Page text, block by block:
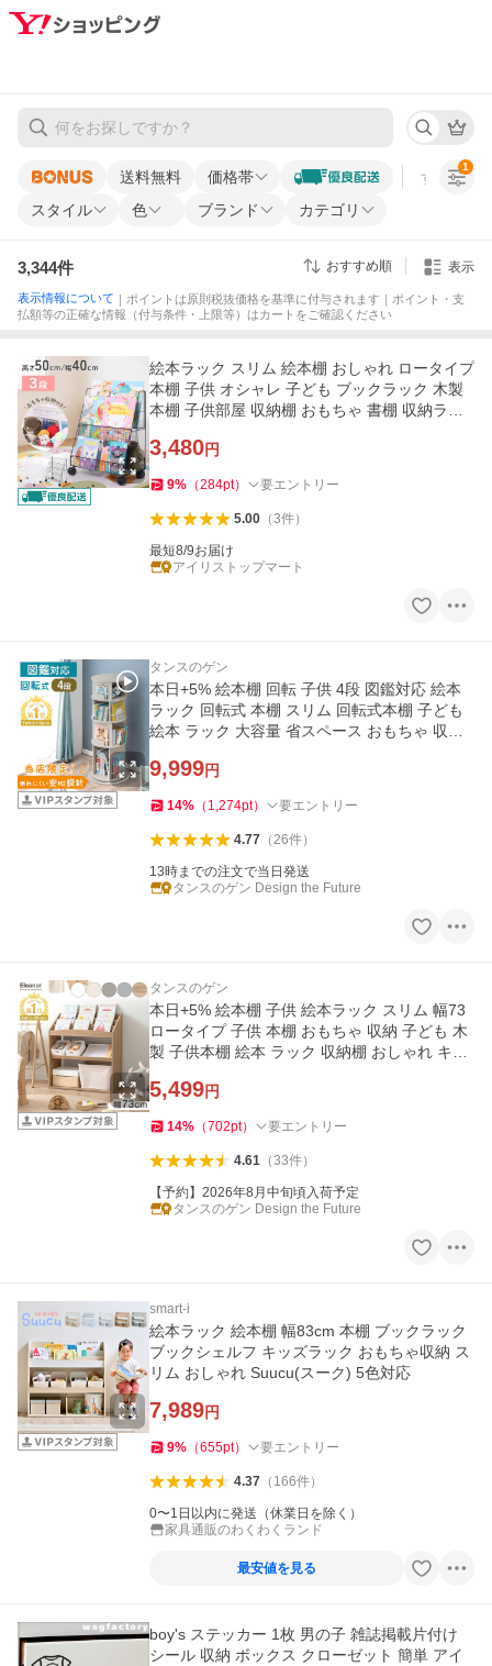
送料無料 価格帯 すべての条
スタイル 色 ブランド カテゴリ
1
3,344件 おすすめ順 表示
表示情報について ｜ポイントは原則税抜価格を基準に付与されます｜ポイント・支
払額等の正確な情報（付与条件・上限等）はカートをご確認ください
絵本ラック スリム 絵本棚 おしゃれ ロータイプ
本棚 子供 オシャレ 子ども ブックラック 木製
本棚 子供部屋 収納棚 おもちゃ 書棚 収納ラッ
3,480円
9% （284pt） 要エントリー
5.00（3件）
最短8/9お届け
アイリストップマート
タンスのゲン
本日+5% 絵本棚 回転 子供 4段 図鑑対応 絵本
ラック 回転式 本棚 スリム 回転式本棚 子ども
絵本 ラック 大容量 省スペース おもちゃ 収納
9,999円
14% （ 1,274pt） 要エントリー
4.77（26件）
13時までの注文で当日発送
タンスのゲン Design the Future
タンスのゲン
本日+5% 絵本棚 子供 絵本ラック スリム 幅73
ロータイプ 子供 本棚 おもちゃ 収納 子ども 木
製 子供本棚 絵本 ラック 収納棚 おしゃれ キッ
5,499円
14% （702pt） 要エントリー
4.61（33件）
【予約】2026年8月中旬頃入荷予定
タンスのゲン Design the Future
smart-i
絵本ラック 絵本棚 幅83cm 本棚 ブックラック
ブックシェルフ キッズラック おもちゃ収納 ス
リム おしゃれ Suucu(スーク) 5色対応
7,989円
9% （655pt） 要エントリー
4.37（ 166件）
0〜1日以内に発送（休業日を除く）
家具通販のわくわくランド
最安値を見る
boy's ステッカー 1枚 男の子 雑誌掲載片付け
シール 収納 ボックス クローゼット 簡単 アイ